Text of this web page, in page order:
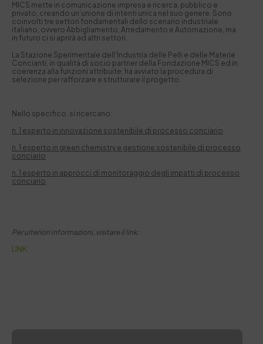
MICS mette in comunicazione impresa e ricerca, pubblico e
privato, creando un’unione di intenti unica nel suo genere. Sono
coinvolti tre settori fondamentali dello scenario industriale
italiano, ovvero Abbigliamento, Arredamento e Automazione, ma
in futuro ci si aprirà ad altri settori.
La Stazione Sperimentale dell’Industria delle Pelli e delle Materie
Concianti, in qualità di socio partner della Fondazione MICS ed in
coerenza alla funzioni attribuite, ha avviato la procedura di
selezione per rafforzare e strutturare il progetto.
Nello specifico, si ricercano:
n. 1 esperto in innovazione sostenibile di processo conciario
n. 1 esperto in green chemistry e gestione sostenibile di processo
conciario
n. 1 esperto in approcci di monitoraggio degli impatti di processo
conciario
Per ulteriori informazioni, visitare il link:
LINK